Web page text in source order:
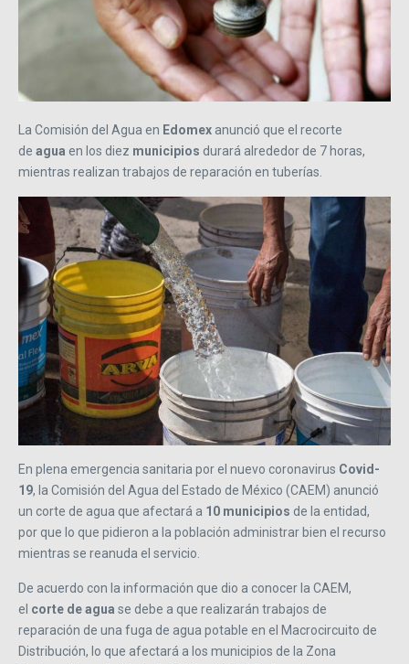
La Comisión del Agua en Edomex anunció que el recorte
de agua en los diez municipios durará alrededor de 7 horas,
mientras realizan trabajos de reparación en tuberías.
En plena emergencia sanitaria por el nuevo coronavirus Covid-
19, la Comisión del Agua del Estado de México (CAEM) anunció
un corte de agua que afectará a 10 municipios de la entidad,
por que lo que pidieron a la población administrar bien el recurso
mientras se reanuda el servicio.
De acuerdo con la información que dio a conocer la CAEM,
el corte de agua se debe a que realizarán trabajos de
reparación de una fuga de agua potable en el Macrocircuito de
Distribución, lo que afectará a los municipios de la Zona